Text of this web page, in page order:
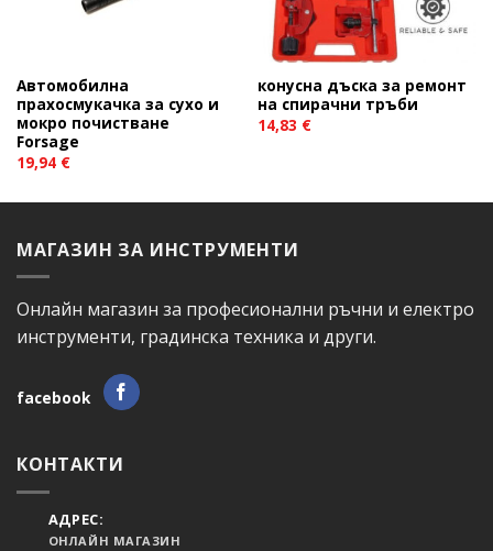
Автомобилна
прахосмукачка за сухо и
мокро почистване
Forsage
19,94 €
конусна дъска за ремонт
на спирачни тръби
14,83 €
МАГАЗИН ЗА ИНСТРУМЕНТИ
Онлайн магазин за професионални ръчни и електро
инструменти, градинска техника и други.
facebook
КОНТАКТИ
АДРЕС:
ОНЛАЙН МАГАЗИН